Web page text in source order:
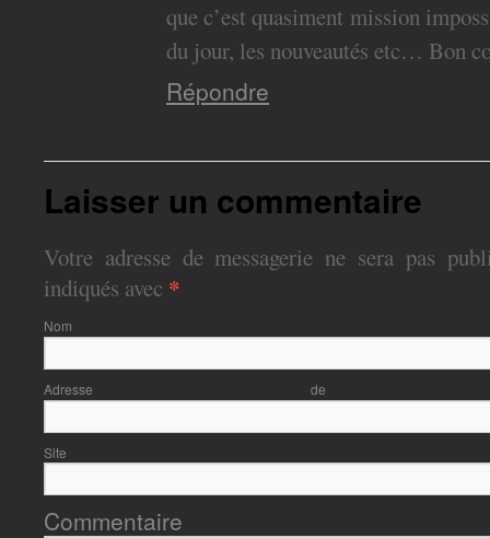
que c’est quasiment mission
du jour, les nouveautés etc… Bon
Répondre
Laisser un commentaire
Votre adresse de messagerie ne sera pas
indiqués avec *
Nom
Adresse de
Site
Commentaire